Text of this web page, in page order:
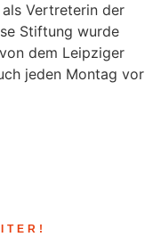
Vertreterin der
Stiftung wurde
dem Leipziger
jeden Montag vor